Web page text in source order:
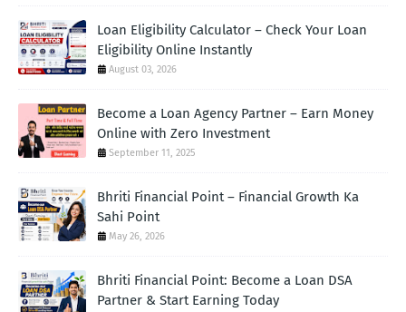
Loan Eligibility Calculator – Check Your Loan
Eligibility Online Instantly
August 03, 2026
Become a Loan Agency Partner – Earn Money
Online with Zero Investment
September 11, 2025
Bhriti Financial Point – Financial Growth Ka
Sahi Point
May 26, 2026
Bhriti Financial Point: Become a Loan DSA
Partner & Start Earning Today